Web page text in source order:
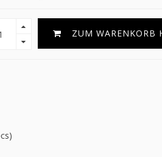
ZUM WARENKORB